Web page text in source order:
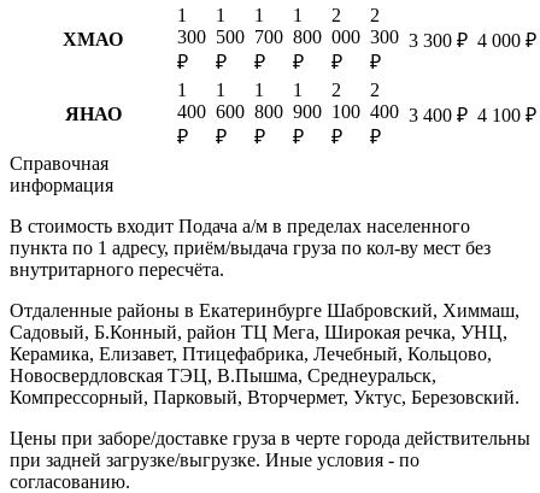
ХМАО
1
300
₽
1
500
₽
1
700
₽
1
800
₽
2
000
₽
2
300
₽
3 300 ₽ 4 000 ₽
ЯНАО
1
400
₽
1
600
₽
1
800
₽
1
900
₽
2
100
₽
2
400
₽
3 400 ₽ 4 100 ₽
Справочная
информация
В стоимость входит Подача а/м в пределах населенного
пункта по 1 адресу, приём/выдача груза по кол-ву мест без
внутритарного пересчёта.
Отдаленные районы в Екатеринбурге Шабровский, Химмаш,
Садовый, Б.Конный, район ТЦ Мега, Широкая речка, УНЦ,
Керамика, Елизавет, Птицефабрика, Лечебный, Кольцово,
Новосвердловская ТЭЦ, В.Пышма, Среднеуральск,
Компрессорный, Парковый, Вторчермет, Уктус, Березовский.
Цены при заборе/доставке груза в черте города действительны
при задней загрузке/выгрузке. Иные условия - по
согласованию.